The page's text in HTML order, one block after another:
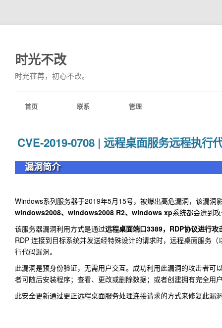
时光不改
时光荏苒，初心不改。
首页 联系 管理
CVE-2019-0708 | 远程桌面服务远程执行
漏洞简介
Windows系列服务器于2019年5月15号，被爆出高危漏洞，该漏洞
windows2008、windows2008 R2、windows xp系统都会遭到
该服务器漏洞利用方式是通过远程桌面端口3389，RDP协议进行攻
RDP 连接到目标系统并发送经特殊设计的请求时，远程桌面服务（
行代码漏洞。
此漏洞是预身份验证，无需用户交互。成功利用此漏洞的攻击者可
者可随后安装程序；查看、更改或删除数据；或者创建拥有完全用
此安全更新通过更正远程桌面服务处理连接请求的方式来修复此漏